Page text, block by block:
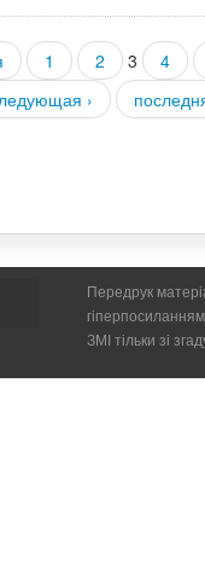
1 2 3
4
›
Передрук
ЗМІ тільки зі